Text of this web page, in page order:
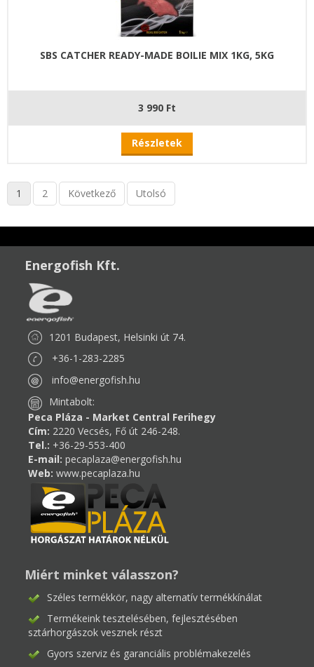
SBS CATCHER READY-MADE BOILIE MIX 1KG, 5KG
3 990 Ft
Részletek
1 2 Következő Utolsó
Energofish Kft.
1201 Budapest, Helsinki út 74.
+36-1-283-2285
info@energofish.hu
Mintabolt:
Peca Pláza - Market Central Ferihegy
Cím: 2220 Vecsés, Fő út 246-248.
Tel.: +36-29-553-400
E-mail: pecaplaza@energofish.hu
Web: www.pecaplaza.hu
Miért minket válasszon?
Széles termékkör, nagy alternatív termékkínálat
Termékeink tesztelésében, fejlesztésében
sztárhorgászok vesznek részt
Gyors szerviz és garanciális problémakezelés